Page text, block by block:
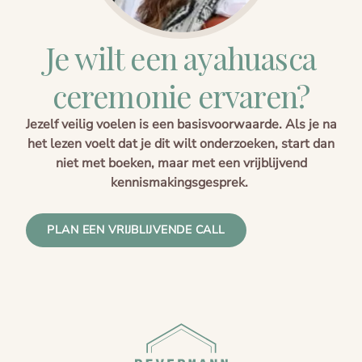
Je wilt een ayahuasca
ceremonie ervaren?​
Jezelf veilig voelen is een basisvoorwaarde. Als je na
het lezen voelt dat je dit wilt onderzoeken, start dan
niet met boeken, maar met een vrijblijvend
kennismakingsgesprek.
PLAN EEN VRIJBLIJVENDE CALL